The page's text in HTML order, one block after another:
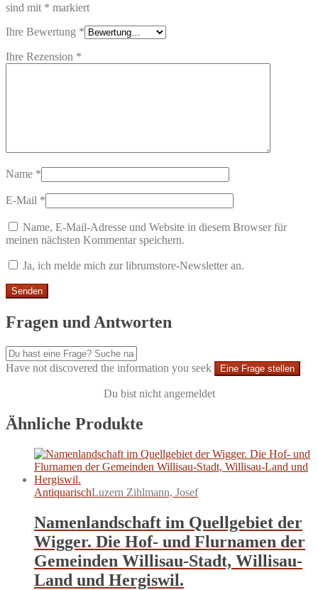
sind mit * markiert
Ihre Bewertung *
Ihre Rezension *
Name *
E-Mail *
Name, E-Mail-Adresse und Website in diesem Browser für
meinen nächsten Kommentar speichern.
Ja, ich melde mich zur librumstore-Newsletter an.
Fragen und Antworten
Have not discovered the information you seek Eine Frage stellen
Du bist nicht angemeldet
Ähnliche Produkte
AntiquarischLuzern Zihlmann, Josef
Namenlandschaft im Quellgebiet der
Wigger. Die Hof- und Flurnamen der
Gemeinden Willisau-Stadt, Willisau-
Land und Hergiswil.